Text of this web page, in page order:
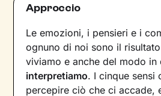
Approccio
Le emozioni, i pensieri e i
ognuno di noi sono il
viviamo e anche del modo in
interpretiamo. I cinque sensi
percepire ciò che ci accade,